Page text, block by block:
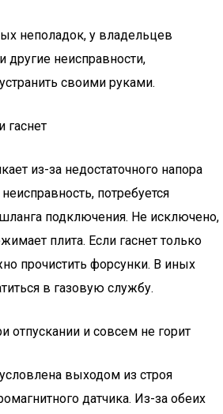
неполадок, у владельцев
другие неисправности,
своими руками.
гаснет
из-за недостаточного напора
потребуется
подключения. Не исключено,
плита. Если гаснет только
прочистить форсунки. В иных
в газовую службу.
отпускании и совсем не горит
выходом из строя
датчика. Из-за обеих